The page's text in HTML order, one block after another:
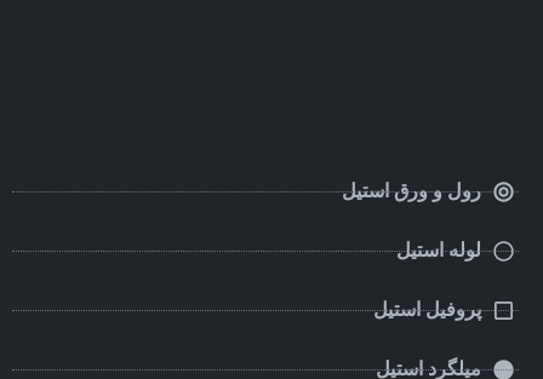
رول و ورق استیل
لوله استیل
پروفیل استیل
میلگرد استیل